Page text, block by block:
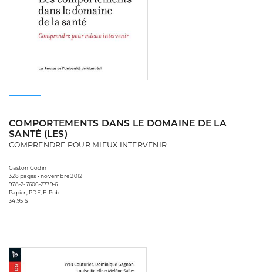
COMPORTEMENTS DANS LE DOMAINE DE LA
SANTÉ (LES)
COMPRENDRE POUR MIEUX INTERVENIR
Gaston Godin
328 pages • novembre 2012
978-2-7606-2779-6
Papier, PDF, E-Pub
34,95 $